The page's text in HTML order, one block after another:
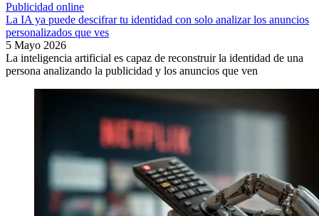
Publicidad online
La IA ya puede descifrar tu identidad con solo analizar los anuncios
personalizados que ves
5 Mayo 2026
La inteligencia artificial es capaz de reconstruir la identidad de una
persona analizando la publicidad y los anuncios que ven